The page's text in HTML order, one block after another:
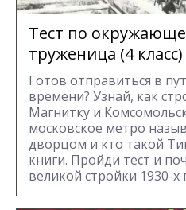
Тест по
труженица (4 класс)
Готов отправиться в
времени? Узнай, как
Магнитку и
московское метро
дворцом и кто такой
книги. Пройди тест и
великой стройки 1930-х